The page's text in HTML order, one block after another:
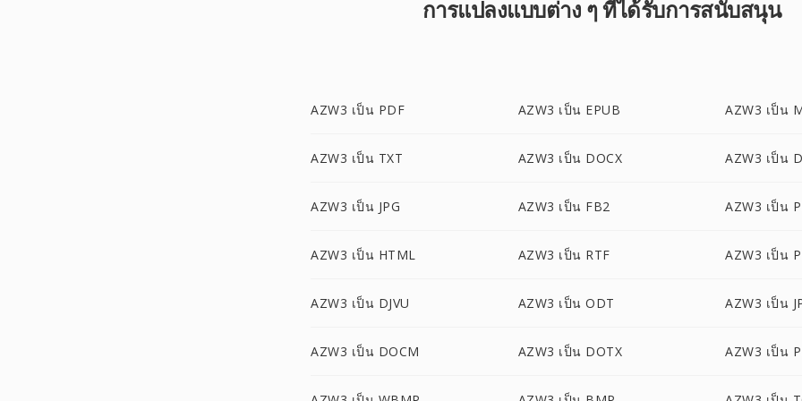
การแปลงแบบต่าง ๆ ที่ได้รับการสนับสนุน
AZW3 เป็น PDF AZW3 เป็น EPUB AZW3 เป็น
AZW3 เป็น TXT AZW3 เป็น DOCX AZW3 เป็น
AZW3 เป็น JPG AZW3 เป็น FB2 AZW3 เป็น
AZW3 เป็น HTML AZW3 เป็น RTF AZW3 เป็น
AZW3 เป็น DJVU AZW3 เป็น ODT AZW3 เป็น
AZW3 เป็น DOCM AZW3 เป็น DOTX AZW3 เป็น